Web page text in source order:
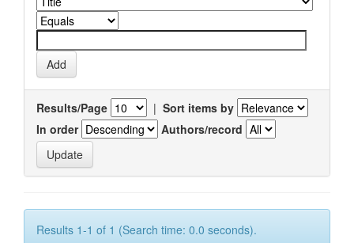
Results/Page | Sort items by
In order
Authors/record
Results 1-1 of 1 (Search time: 0.0 seconds).